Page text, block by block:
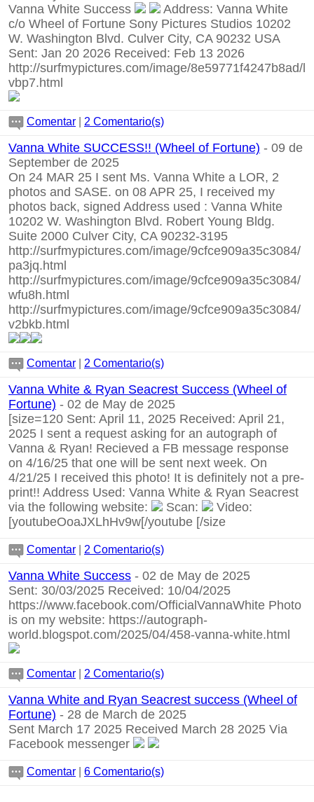
Vanna White Success
Address: Vanna White
c/o Wheel of Fortune Sony Pictures Studios 10202
W. Washington Blvd. Culver City, CA 90232 USA
Sent: Jan 20 2026 Received: Feb 13 2026
http://surfmypictures.com/image/8e59771f4247b8ad/l
vbp7.html
Comentar 2 Comentario(s)
Vanna White SUCCESS!! (Wheel of Fortune) - 09 de
September de 2025
On 24 MAR 25 I sent Ms. Vanna White a LOR, 2
photos and SASE. on 08 APR 25, I received my
photos back, signed Address used : Vanna White
10202 W. Washington Blvd. Robert Young Bldg.
Suite 2000 Culver City, CA 90232-3195
http://surfmypictures.com/image/9cfce909a35c3084/
pa3jq.html
http://surfmypictures.com/image/9cfce909a35c3084/
wfu8h.html
http://surfmypictures.com/image/9cfce909a35c3084/
v2bkb.html
Comentar 2 Comentario(s)
Vanna White & Ryan Seacrest Success (Wheel of
Fortune) - 02 de May de 2025
[size=120 Sent: April 11, 2025 Received: April 21,
2025 I sent a request asking for an autograph of
Vanna & Ryan! Recieved a FB message response
on 4/16/25 that one will be sent next week. On
4/21/25 I received this photo! It is definitely not a pre-
print!! Address Used: Vanna White & Ryan Seacrest
via the following website:
Scan:
Video:
[youtubeOoaJXLhHv9w[/youtube [/size
Comentar 2 Comentario(s)
Vanna White Success - 02 de May de 2025
Sent: 30/03/2025 Received: 10/04/2025
https://www.facebook.com/OfficialVannaWhite Photo
is on my website: https://autograph-
world.blogspot.com/2025/04/458-vanna-white.html
Comentar 2 Comentario(s)
Vanna White and Ryan Seacrest success (Wheel of
Fortune) - 28 de March de 2025
Sent March 17 2025 Received March 28 2025 Via
Facebook messenger
Comentar 6 Comentario(s)